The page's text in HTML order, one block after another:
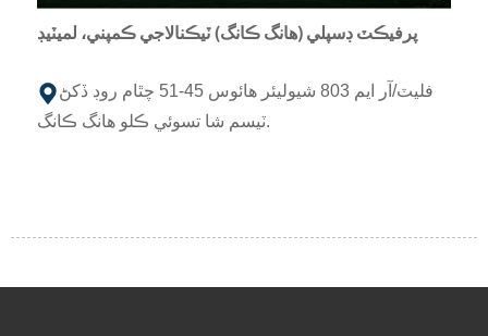
پرفيڪٽ ڊسپلي (هانگ ڪانگ) ٽيڪنالاجي ڪمپني، لميٽيڊ
فليٽ/آر ايم 803 شيوليئر هائوس 45-51 چٿام روڊ ڏکڻ
ٽيسم شا تسوئي ڪلو هانگ ڪانگ.